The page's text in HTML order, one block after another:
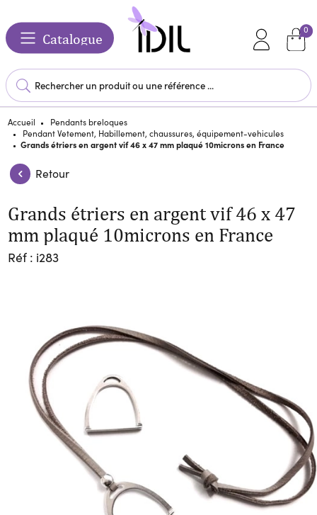
Catalogue
0
Accueil
Pendants breloques
Pendant Vetement, Habillement, chaussures, équipement-vehicules
Grands étriers en argent vif 46 x 47 mm plaqué 10microns en France
Retour
Grands étriers en argent vif 46 x 47
mm plaqué 10microns en France
Réf : i283